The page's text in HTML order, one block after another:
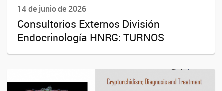
14 de junio de 2026
Consultorios Externos División
Endocrinología HNRG: TURNOS